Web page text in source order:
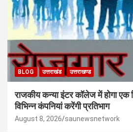
BLOG उत्तराखंड उत्तराखण्ड
राजकीय कन्या इंटर कॉलेज में होगा एक
विभिन्न कंपनियां करेंगी प्रतिभाग
August 8, 2026 saunewsnetwork